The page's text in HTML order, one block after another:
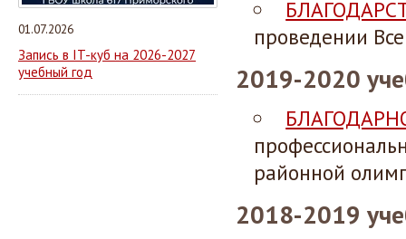
01.07.2026
Запись в IT-куб на 2026-2027
учебный год
проведении
2019-2020
районной
2018-2019